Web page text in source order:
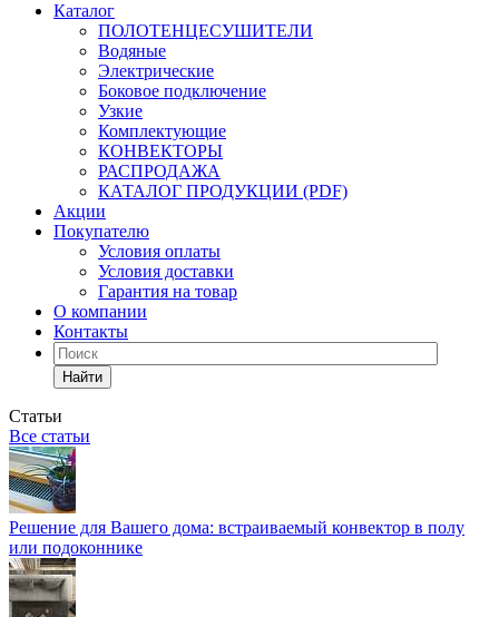
Каталог
ПОЛОТЕНЦЕСУШИТЕЛИ
Водяные
Электрические
Боковое подключение
Узкие
Комплектующие
КОНВЕКТОРЫ
РАСПРОДАЖА
КАТАЛОГ ПРОДУКЦИИ (PDF)
Акции
Покупателю
Условия оплаты
Условия доставки
Гарантия на товар
О компании
Контакты
Найти
Статьи
Все статьи
Решение для Вашего дома: встраиваемый конвектор в полу
или подоконнике